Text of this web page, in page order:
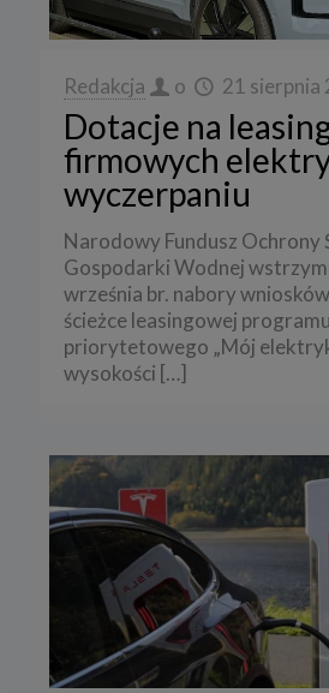
Redakcja o 21 sierpnia
Dotacje na
firmowych
wyczerpaniu
Narodowy Fundusz Ochrony
Gospodarki Wodnej
września br. nabory
ścieżce leasingowej programu
priorytetowego „Mój
wysokości […]